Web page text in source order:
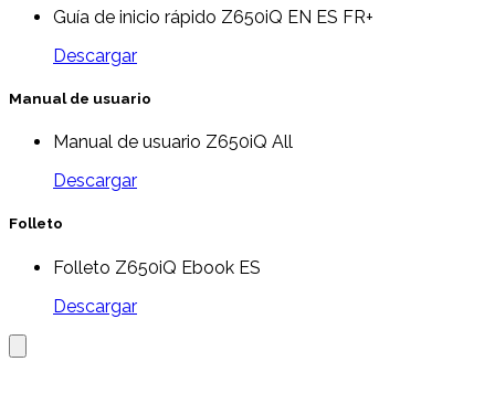
Guía de inicio rápido Z650iQ EN ES FR+
Descargar
Manual de usuario
Manual de usuario Z650iQ All
Descargar
Folleto
Folleto Z650iQ Ebook ES
Descargar